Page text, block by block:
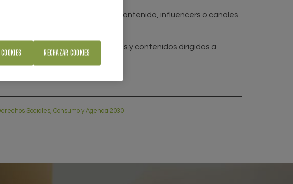
digitales, donde creadores de contenido, influencers o canales
especialmente en plataformas y contenidos dirigidos a
Sociales, Consumo y Agenda 2030
RECHAZAR COOKIES